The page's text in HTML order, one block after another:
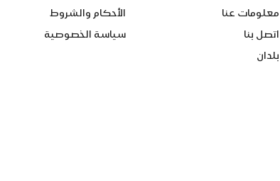
معلومات عنا
اتصل بنا
بلدان
الأحكام والشروط
سياسة الخصوصية